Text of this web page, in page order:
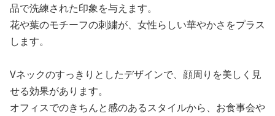
品で洗練された印象を与えます。
花や葉のモチーフの刺繍が、女性らしい華やかさをプラス
します。
Vネックのすっきりとしたデザインで、顔周りを美しく見
せる効果があります。
オフィスでのきちんと感のあるスタイルから、お食事会や